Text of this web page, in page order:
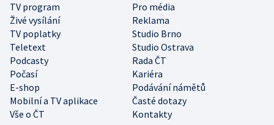
TV program
Pro média
Živé vysílání
Reklama
TV poplatky
Studio Brno
Teletext
Studio Ostrava
Podcasty
Rada ČT
Počasí
Kariéra
E-shop
Podávání námětů
Mobilní a TV aplikace
Časté dotazy
Vše o ČT
Kontakty